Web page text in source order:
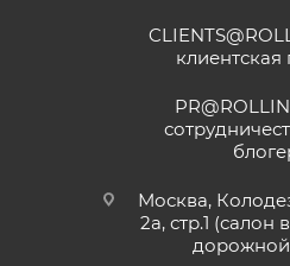
Москва,
2а, стр.1
дорожной